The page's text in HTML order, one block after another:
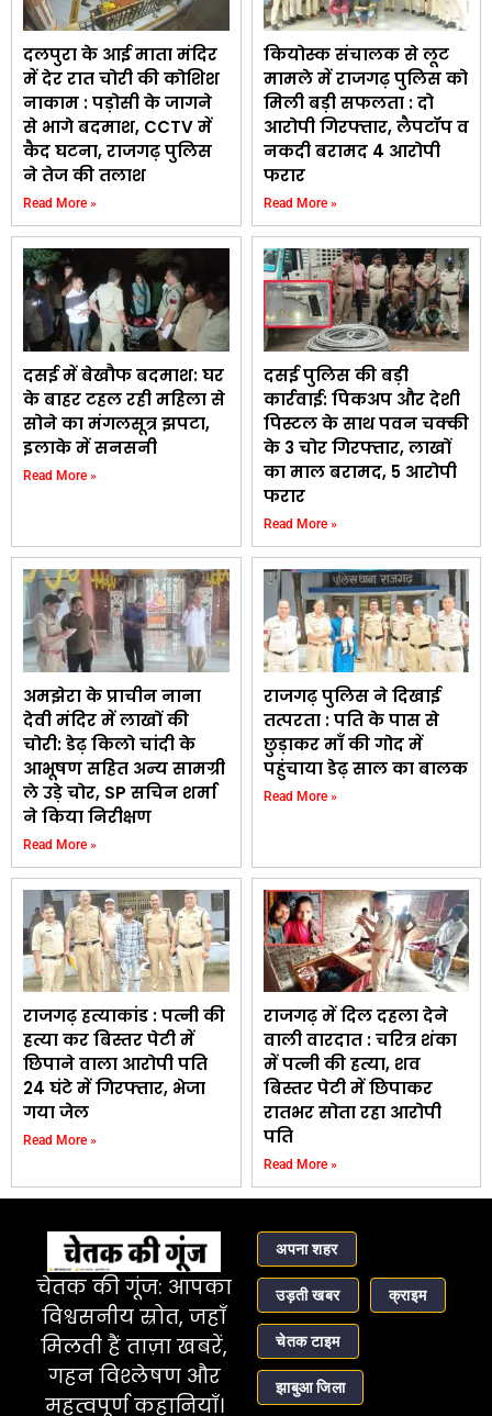
दलपुरा के आई माता मंदिर
में देर रात चोरी की कोशिश
नाकाम : पड़ोसी के जागने
से भागे बदमाश, CCTV में
कैद घटना, राजगढ़ पुलिस
ने तेज की तलाश
Read More »
कियोस्क संचालक से लूट
मामले में राजगढ़ पुलिस को
मिली बड़ी सफलता : दो
आरोपी गिरफ्तार, लैपटॉप व
नकदी बरामद 4 आरोपी
फरार
Read More »
दसई में बेखौफ बदमाश: घर
के बाहर टहल रही महिला से
सोने का मंगलसूत्र झपटा,
इलाके में सनसनी
Read More »
दसई पुलिस की बड़ी
कार्रवाई: पिकअप और देशी
पिस्टल के साथ पवन चक्की
के 3 चोर गिरफ्तार, लाखों
का माल बरामद, 5 आरोपी
फरार
Read More »
अमझेरा के प्राचीन नाना
देवी मंदिर में लाखों की
चोरी: डेढ़ किलो चांदी के
आभूषण सहित अन्य सामग्री
ले उड़े चोर, SP सचिन शर्मा
ने किया निरीक्षण
Read More »
राजगढ़ पुलिस ने दिखाई
तत्परता : पति के पास से
छुड़ाकर माँ की गोद में
पहुंचाया डेढ़ साल का बालक
Read More »
राजगढ़ हत्याकांड : पत्नी की
हत्या कर बिस्तर पेटी में
छिपाने वाला आरोपी पति
24 घंटे में गिरफ्तार, भेजा
गया जेल
Read More »
राजगढ़ में दिल दहला देने
वाली वारदात : चरित्र शंका
में पत्नी की हत्या, शव
बिस्तर पेटी में छिपाकर
रातभर सोता रहा आरोपी
पति
Read More »
चेतक की गूंज: आपका
विश्वसनीय स्रोत, जहाँ
मिलती हैं ताज़ा खबरें,
गहन विश्लेषण और
महत्वपूर्ण कहानियाँ।
अपना शहर
उड़ती खबर क्राइम
चेतक टाइम
झाबुआ जिला